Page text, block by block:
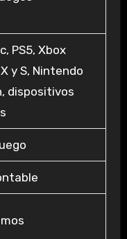
PS5, Xbox
y S, Nintendo
dispositivos